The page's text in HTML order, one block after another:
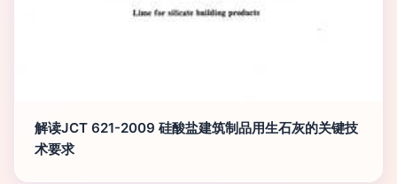
解读JCT 621-2009 硅酸盐建筑制品用生石灰的关键技
术要求